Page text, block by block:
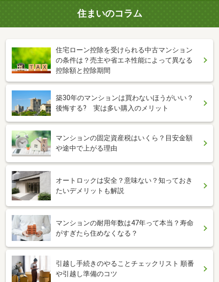
住まいのコラム
住宅ローン控除を受けられる中古マンション
の条件は？売主や省エネ性能によって異なる
控除額と控除期間
築30年のマンションは買わないほうがいい？
後悔する? 実は多い購入のメリット
マンションの固定資産税はいくら？目安金額
や途中で上がる理由
オートロックは安全？意味ない？知っておき
たいデメリットも解説
マンションの耐用年数は47年って本当？寿命
がすぎたら住めなくなる？
引越し手続きのやることチェックリスト 順番
や引越し準備のコツ